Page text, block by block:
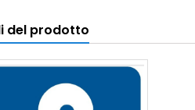
del prodotto